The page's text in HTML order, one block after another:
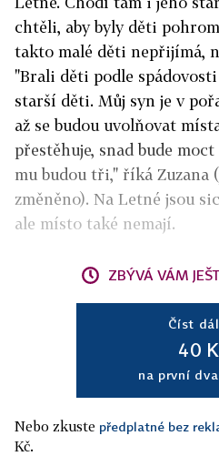
chtěli, aby byly děti
takto malé děti nepřijímá,
"Brali děti podle
starší děti. Můj syn je v
až se budou uvolňovat
přestěhuje, snad bude
mu budou tři," říká Zuzana
změněno). Na Letné jsou
ale místo také nemají.
ZBÝVÁ VÁM
Číst
40
na první
Nebo zkuste předplatné bez
Kč.